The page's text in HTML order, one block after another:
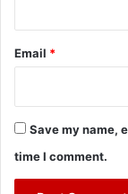
Email *
Save my name,
time I comment.